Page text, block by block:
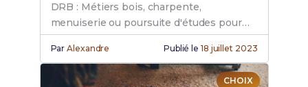
DRB : Métiers bois, charpente,
menuiserie ou poursuite d'études pour
devenir ingénieur bois. Un secteur en
pleine croissance.
ParAlexandre Publié le 18 juillet 2023
CHOIX